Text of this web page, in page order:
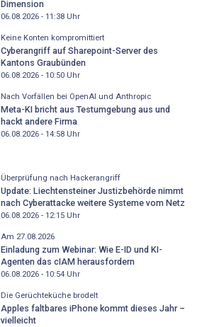
Dimension
06.08.2026 - 11:38Uhr
Keine Konten kompromittiert
Cyberangriff auf Sharepoint-Server des
Kantons Graubünden
06.08.2026 - 10:50Uhr
Nach Vorfällen bei OpenAI und Anthropic
Meta-KI bricht aus Testumgebung aus und
hackt andere Firma
06.08.2026 - 14:58Uhr
Überprüfung nach Hackerangriff
Update: Liechtensteiner Justizbehörde nimmt
nach Cyberattacke weitere Systeme vom Netz
06.08.2026 - 12:15Uhr
Am 27.08.2026
Einladung zum Webinar: Wie E-ID und KI-
Agenten das cIAM herausfordern
06.08.2026 - 10:54Uhr
Die Gerüchteküche brodelt
Apples faltbares iPhone kommt dieses Jahr –
vielleicht